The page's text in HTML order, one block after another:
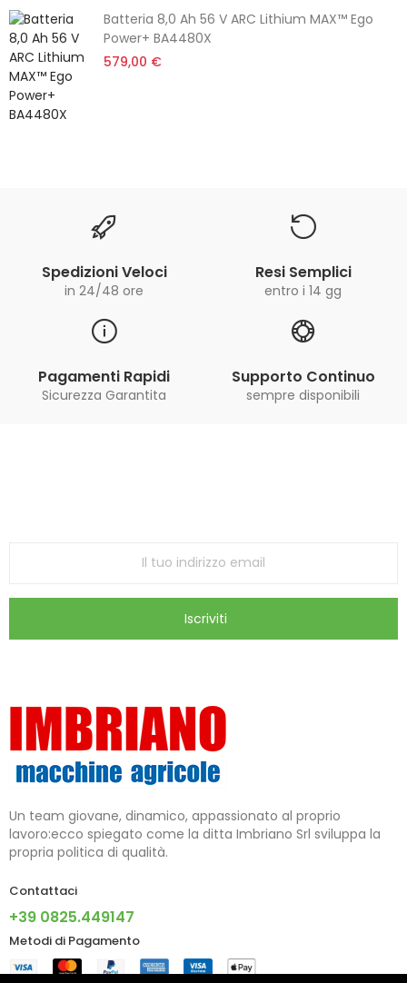
Batteria 8,0 Ah 56 V ARC Lithium MAX™ Ego
Power+ BA4480X
579,00 €
Spedizioni Veloci
in 24/48 ore
Resi Semplici
entro i 14 gg
Pagamenti Rapidi
Sicurezza Garantita
Supporto Continuo
sempre disponibili
Iscriviti
Un team giovane, dinamico, appassionato al proprio
lavoro:ecco spiegato come la ditta Imbriano Srl sviluppa la
propria politica di qualità.
Contattaci
+39 0825.449147
Metodi di Pagamento